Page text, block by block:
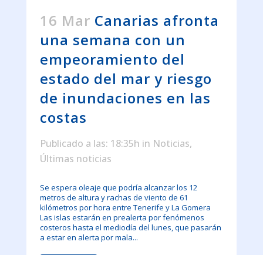
16 Mar Canarias afronta
una semana con un
empeoramiento del
estado del mar y riesgo
de inundaciones en las
costas
Publicado a las: 18:35h in Noticias,
Últimas noticias
Se espera oleaje que podría alcanzar los 12
metros de altura y rachas de viento de 61
kilómetros por hora entre Tenerife y La Gomera
Las islas estarán en prealerta por fenómenos
costeros hasta el mediodía del lunes, que pasarán
a estar en alerta por mala...